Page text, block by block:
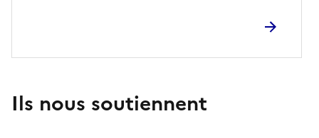
Ils nous soutiennent